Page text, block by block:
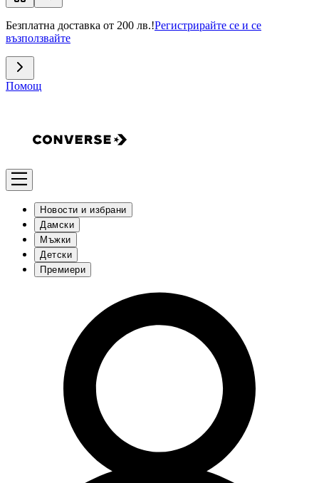
Безплатна доставка от 200 лв.!Регистрирайте се и се
възползвайте
Помощ
Новости и избрани
Дамски
Мъжки
Детски
Премиери